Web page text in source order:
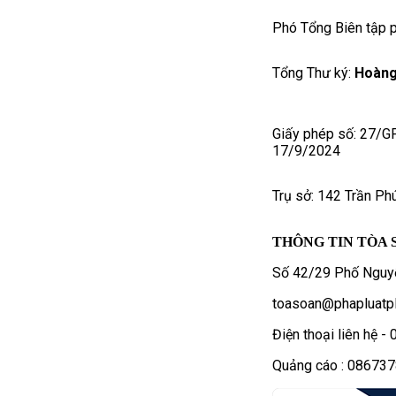
Phó Tổng Biên tập
Tổng Thư ký:
Giấy phép số: 27/
17/9/2024
Trụ sở: 142 Trần
THÔNG TIN TÒA
Số 42/29 Phố
Điện thoại liên hệ -
Quảng cáo :